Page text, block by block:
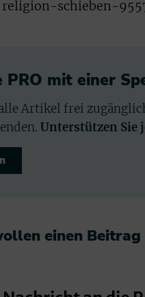
religion-schieben-
PRO mit einer
Artikel frei
Unterstützen Sie
einen